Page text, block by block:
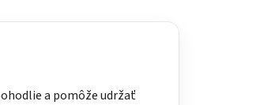
a pomôže udržať